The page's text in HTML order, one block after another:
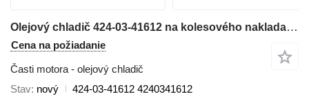
Olejový chladič 424-03-41612 na kolesového nakladača Komatsu WA430-6
Cena na požiadanie
Časti motora - olejový chladič
Stav nový
424-03-41612 4240341612